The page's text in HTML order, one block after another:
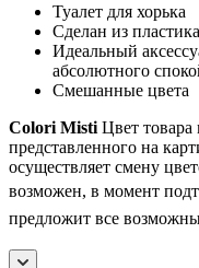
Туалет для хорька
Сделан из
Идеальный
абсолютного
Смешанные цвета
Colori Misti Цвет товара
представленного на
осуществляет смену
возможен, в момент
предложит все